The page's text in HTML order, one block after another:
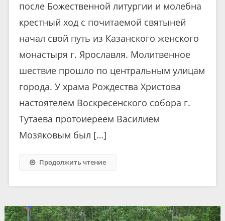
после Божественной литургии и молебна
крестный ход с почитаемой святыней
начал свой путь из Казанского женского
монастыря г. Ярославля. Молитвенное
шествие прошло по центральным улицам
города. У храма Рождества Христова
настоятелем Воскресенского собора г.
Тутаева протоиереем Василием
Мозяковым был […]
Продолжить чтение